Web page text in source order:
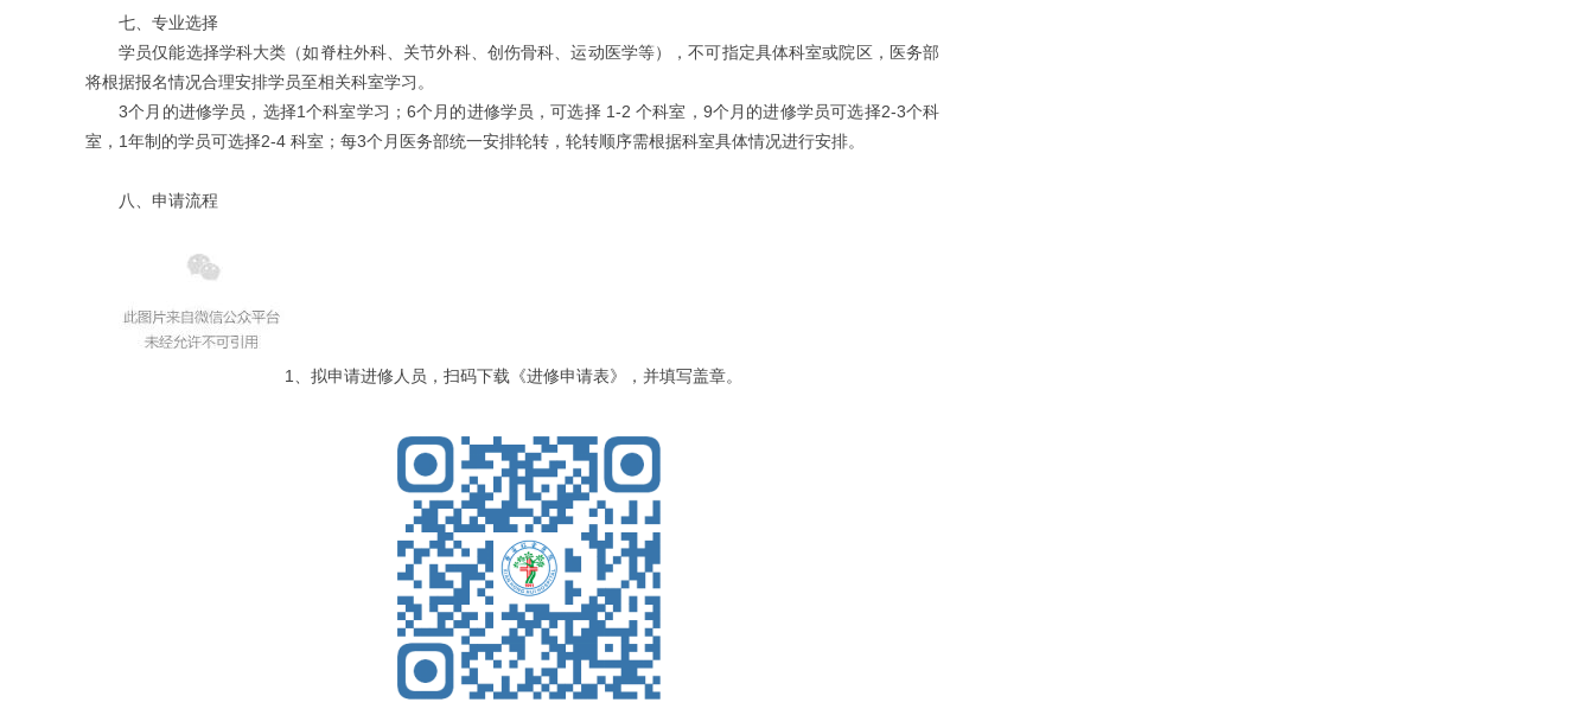
七、专业选择
学员仅能选择学科大类（如脊柱外科、关节外科、创伤骨科、运动医学等），不可指定具体科室或院区，医务部
将根据报名情况合理安排学员至相关科室学习。
3个月的进修学员，选择1个科室学习；6个月的进修学员，可选择 1-2 个科室，9个月的进修学员可选择2-3个科
室，1年制的学员可选择2-4 科室；每3个月医务部统一安排轮转，轮转顺序需根据科室具体情况进行安排。
八、申请流程
1、拟申请进修人员，扫码下载《进修申请表》，并填写盖章。